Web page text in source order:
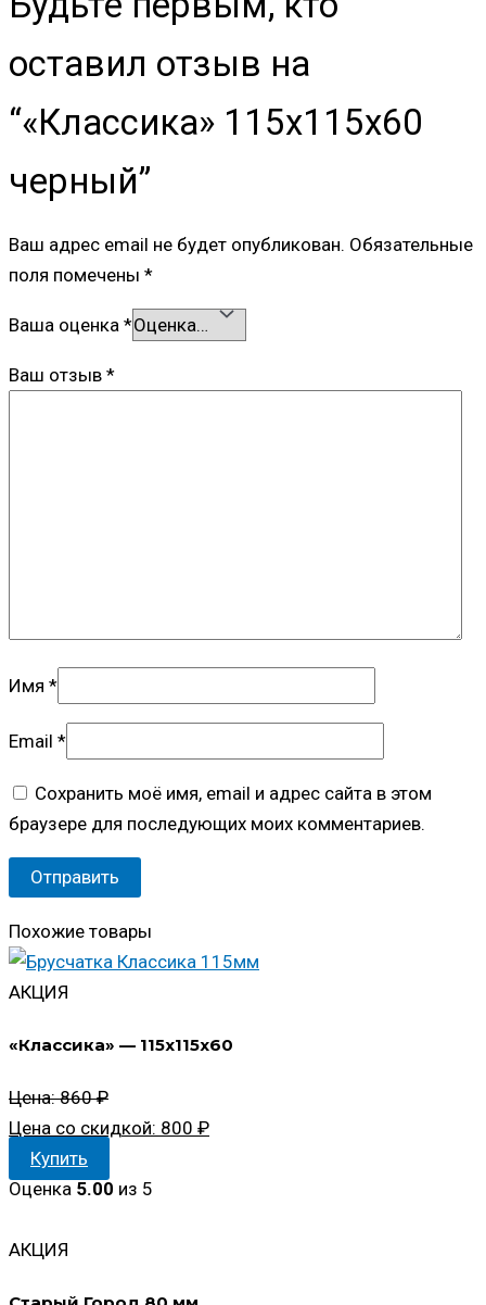
оставил отзыв на
“«Классика» 115x115x60
черный”
Ваш адрес email не будет опубликован. Обязательные
поля помечены *
Ваша оценка *
Ваш отзыв *
Имя *
Email *
Сохранить моё имя, email и адрес сайта в этом
браузере для последующих моих комментариев.
Похожие товары
АКЦИЯ
«Классика» — 115x115x60
Цена:860₽Первоначальная
цена
860 ₽.
Цена со скидкой: 800 ₽Текущая
Купить
Оценка 5.00 из 5
АКЦИЯ